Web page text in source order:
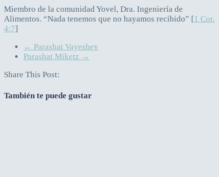
Miembro de la comunidad Yovel, Dra. Ingeniería de
Alimentos. “Nada tenemos que no hayamos recibido” [1 Cor.
4:7]
← Parashat Vayeshev
Parashat Miketz →
Share This Post:
También te puede gustar